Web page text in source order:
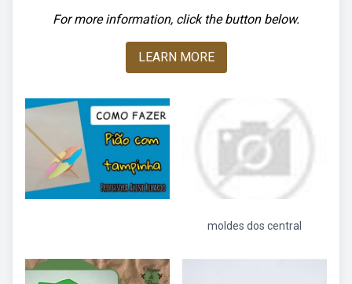
For more information, click the button below.
LEARN MORE
moldes dos central